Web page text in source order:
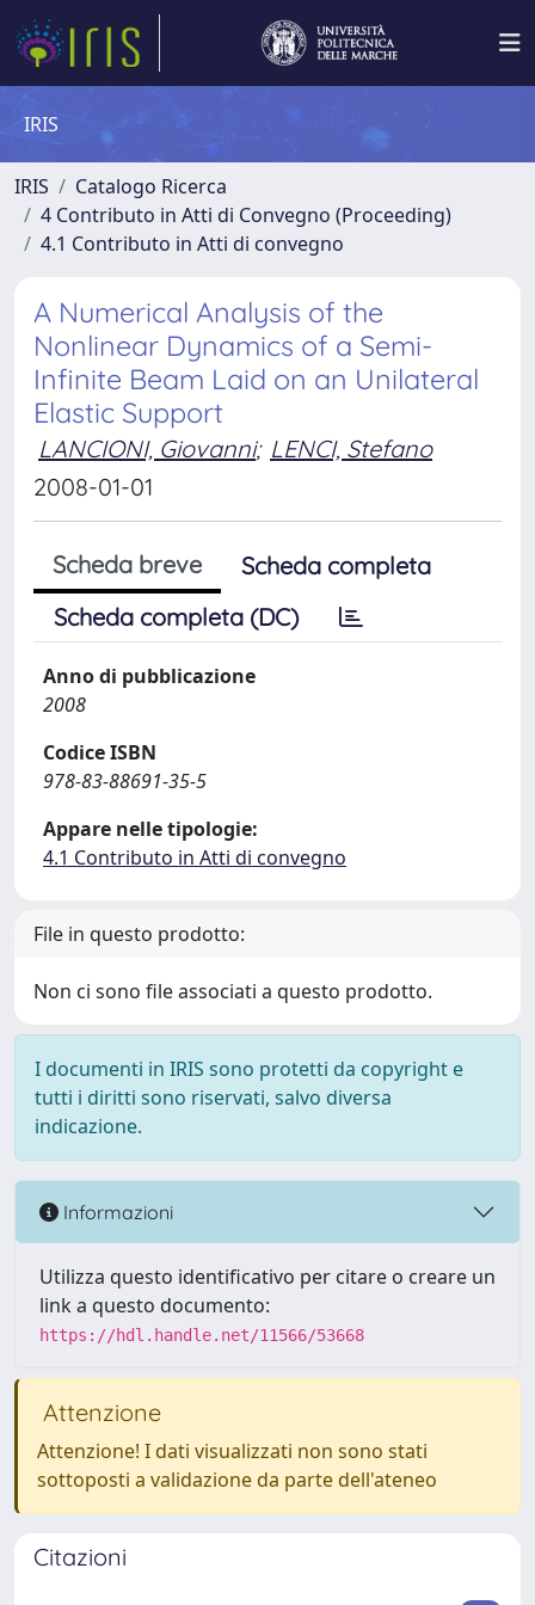
IRIS
IRIS
Catalogo Ricerca
4 Contributo in Atti di Convegno (Proceeding)
4.1 Contributo in Atti di convegno
A Numerical Analysis of the
Nonlinear Dynamics of a Semi-
Infinite Beam Laid on an Unilateral
Elastic Support
LANCIONI, Giovanni; LENCI, Stefano
2008-01-01
Scheda breve
Scheda completa
Scheda completa (DC)
Anno di pubblicazione
2008
Codice ISBN
978-83-88691-35-5
Appare nelle tipologie:
4.1 Contributo in Atti di convegno
File in questo prodotto:
Non ci sono file associati a questo prodotto.
I documenti in IRIS sono protetti da copyright e
tutti i diritti sono riservati, salvo diversa
indicazione.
Informazioni
Utilizza questo identificativo per citare o creare un
link a questo documento:
https://hdl.handle.net/11566/53668
Attenzione
Attenzione! I dati visualizzati non sono stati
sottoposti a validazione da parte dell'ateneo
Citazioni